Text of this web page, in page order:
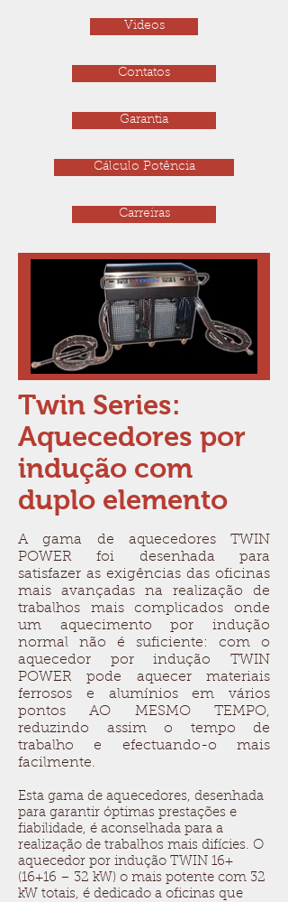
Videos
Contatos
Garantia
Cálculo Potência
Carreiras
Twin Series:
Aquecedores por
indução com
duplo elemento
A gama de aquecedores TWIN
POWER foi desenhada para
satisfazer as exigências das oficinas
mais avançadas na realização de
trabalhos mais complicados onde
um aquecimento por indução
normal não é suficiente: com o
aquecedor por indução TWIN
POWER pode aquecer materiais
ferrosos e alumínios em vários
pontos AO MESMO TEMPO,
reduzindo assim o tempo de
trabalho e efectuando-o mais
facilmente.
Esta gama de aquecedores, desenhada
para garantir óptimas prestações e
fiabilidade, é aconselhada para a
realização de trabalhos mais difícies. O
aquecedor por indução TWIN 16+
(16+16 – 32 kW) o mais potente com 32
kW totais, é dedicado a oficinas que